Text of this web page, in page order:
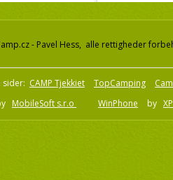
- Pavel Hess, alle rettigheder
sider: CAMP Tjekkiet TopCamping
MobileSoft s.r.o WinPhone by